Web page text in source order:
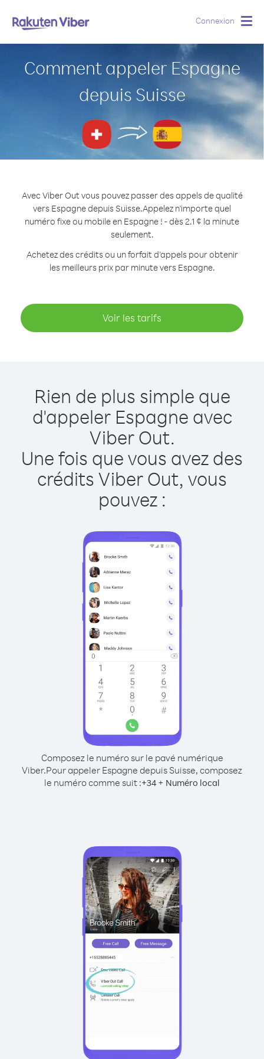
Connexion
Comment appeler Espagne
depuis Suisse
Avec Viber Out vous pouvez passer des appels de qualité
vers Espagne depuis Suisse.Appelez n'importe quel
numéro fixe ou mobile en Espagne ! - dès 2.1 ¢ la minute
seulement.
Achetez des crédits ou un forfait d’appels pour obtenir
les meilleurs prix par minute vers Espagne.
Voir les tarifs
Rien de plus simple que
d'appeler Espagne avec
Viber Out.
Une fois que vous avez des
crédits Viber Out, vous
pouvez :
Composez le numéro sur le pavé numérique
Viber.Pour appeler Espagne depuis Suisse, composez
le numéro comme suit :+34 + Numéro local